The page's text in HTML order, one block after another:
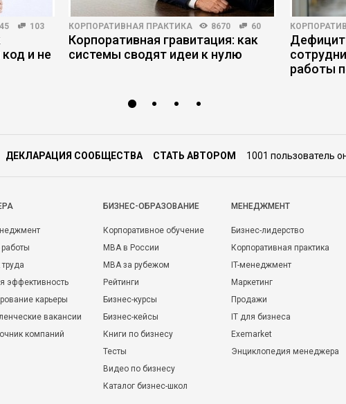
103
и не
КОРПОРАТИВНАЯ ПРАКТИКА 8670 60
Корпоративная гравитация: как
системы сводят идеи к нулю
Дефицит
работы
ДЕКЛАРАЦИЯ СООБЩЕСТВА СТАТЬ АВТОРОМ 1001 пользователь
эффективность
карьеры
вакансии
компаний
БИЗНЕС-ОБРАЗОВАНИЕ
Корпоративное обучение
MBA в России
MBA за рубежом
Рейтинги
Бизнес-курсы
Бизнес-кейсы
Книги по бизнесу
Тесты
Видео по бизнесу
Каталог бизнес-школ
МЕНЕДЖМЕНТ
Бизнес-лидерство
Корпоративная практика
IT-менеджмент
Маркетинг
Продажи
IT для бизнеса
Exemarket
Энциклопедия менеджера